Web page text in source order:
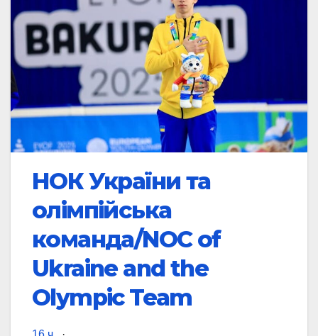
НОК України та
олімпійська
команда/NOC of
Ukraine and the
Olympic Team